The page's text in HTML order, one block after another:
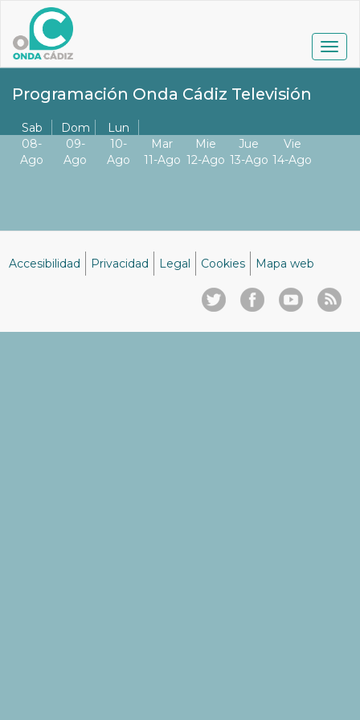
contenido
principal
Programación Onda Cádiz Televisión
Sab
08-
Ago
Dom
09-
Ago
Lun
10-
Ago
Mar
11-Ago
Mie
12-Ago
Jue
13-Ago
Vie
14-Ago
pie
Accesibilidad Privacidad Legal Cookies Mapa web